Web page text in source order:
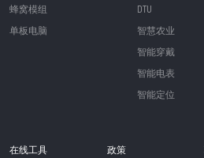
蜂窝模组
单板电脑
DTU
智慧农业
智能穿戴
智能电表
智能定位
在线工具 政策